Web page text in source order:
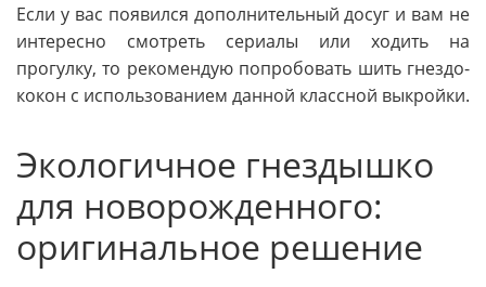
Если у вас появился дополнительный досуг и вам не
интересно смотреть сериалы или ходить на
прогулку, то рекомендую попробовать шить гнездо-
кокон с использованием данной классной выкройки.
Экологичное гнездышко
для новорожденного:
оригинальное решение